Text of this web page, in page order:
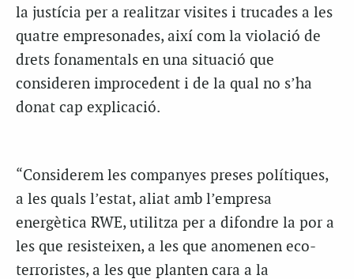
la justícia per a realitzar visites i trucades a les
quatre empresonades, així com la violació de
drets fonamentals en una situació que
consideren improcedent i de la qual no s’ha
donat cap explicació.
“Considerem les companyes preses polítiques,
a les quals l’estat, aliat amb l’empresa
energètica RWE, utilitza per a difondre la por a
les que resisteixen, a les que anomenen eco-
terroristes, a les que planten cara a la